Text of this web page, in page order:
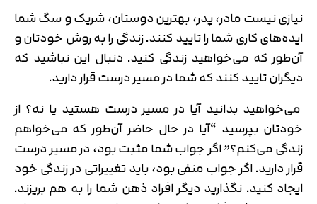
نیازی نیست مادر، پدر، بهترین دوستان، شریک و سگ شما
ایده­‌های کاری شما را تایید کنند. زندگی را به روش خودتان و
آن‌طور که می­‌خواهید زندگی کنید. دنبال این نباشید که
دیگران تایید کنند که شما در مسیر درست قرار دارید.
می­‌خواهید بدانید آیا در مسیر درست هستید یا نه؟ از
خودتان بپرسید “آیا در حال حاضر آن‌طور که می‌­خواهم
زندگی می­‌کنم؟” اگر جواب شما مثبت بود، در مسیر درست
قرار دارید. اگر جواب منفی بود، باید تغییراتی در زندگی خود
ایجاد کنید. نگذارید دیگر افراد ذهن شما را به هم بریزند.